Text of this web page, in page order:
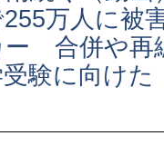
万人に被
ー 合併や再
験に向けた